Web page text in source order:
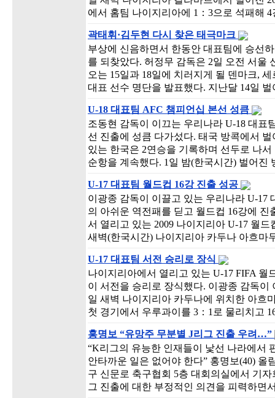
에서 홈팀 나이지리아에 1：3으로 석패해
곽태휘·김두현 다시 찾은 태극마크
부상에 신음하면서 한동안 대표팀에 승선
를 되찾았다. 허정무 감독은 2일 오전 서울
오는 15일과 18일에 치러지게 될 덴마크,
대표 선수 명단을 발표했다. 지난달 14일
U-18 대표팀 AFC 챔피언십 본선 성큼
조동현 감독이 이끄는 우리나라 U-18 대표
선 진출에 성큼 다가섰다. 태국 방콕에서
있는 한국은 2연승을 기록하며 선두로 나
순항을 계속했다. 1일 밤(한국시간) 벌어
U-17 대표팀 월드컵 16강 진출 성공
이광종 감독이 이끌고 있는 우리나라 U-17
의 아쉬운 역전패를 딛고 월드컵 16강에
서 열리고 있는 2009 나이지리아 U-17 월
새벽(한국시간) 나이지리아 카두나 아흐
U-17 대표팀 서전 승리로 장식
나이지리아에서 열리고 있는 U-17 FIFA
이 서전을 승리로 장식했다. 이광종 감독
일 새벽 나이지리아 카두나에 위치한 아흐
첫 경기에서 우루과이를 3：1로 물리치고
홍명보 “유망주 무분별 J리그 진출 우려…”
“K리그의 유능한 인재들이 낯선 나라에서
안타까운 일은 없어야 한다” 홍명보(40) 올
구 신문로 축구협회 5층 대회의실에서 기
그 진출에 대한 부정적인 의견을 피력하